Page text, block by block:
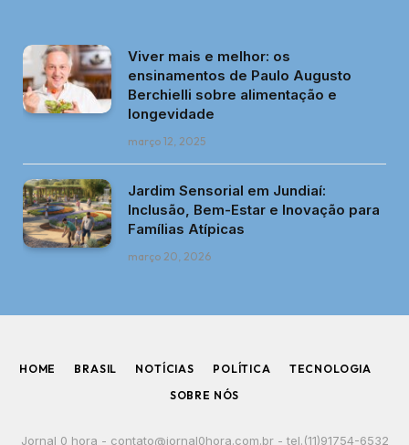
Viver mais e melhor: os
ensinamentos de Paulo Augusto
Berchielli sobre alimentação e
longevidade
março 12, 2025
Jardim Sensorial em Jundiaí:
Inclusão, Bem-Estar e Inovação para
Famílias Atípicas
março 20, 2026
HOME BRASIL NOTÍCIAS POLÍTICA
TECNOLOGIA
SOBRE NÓS
Jornal 0 hora - contato@jornal0hora.com.br- tel.(11)91754-6532